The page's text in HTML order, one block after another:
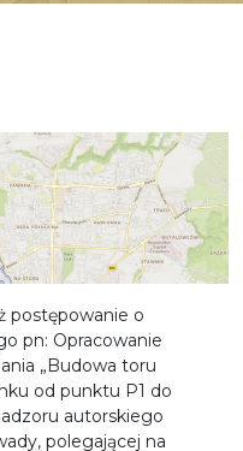
postępowanie o
pn: Opracowanie
„Budowa toru
od punktu P1 do
autorskiego
polegającej na